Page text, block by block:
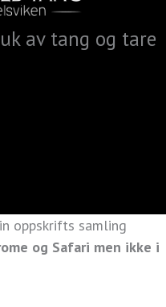
av tang og tare
oppskrifts samling
og Safari men ikke i